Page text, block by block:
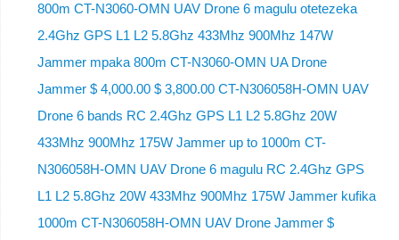
800m CT-N3060-OMN UAV Drone 6 magulu otetezeka
2.4Ghz GPS L1 L2 5.8Ghz 433Mhz 900Mhz 147W
Jammer mpaka 800m CT-N3060-OMN UA Drone
Jammer $ 4,000.00 $ 3,800.00 CT-N306058H-OMN UAV
Drone 6 bands RC 2.4Ghz GPS L1 L2 5.8Ghz 20W
433Mhz 900Mhz 175W Jammer up to 1000m CT-
N306058H-OMN UAV Drone 6 magulu RC 2.4Ghz GPS
L1 L2 5.8Ghz 20W 433Mhz 900Mhz 175W Jammer kufika
1000m CT-N306058H-OMN UAV Drone Jammer $